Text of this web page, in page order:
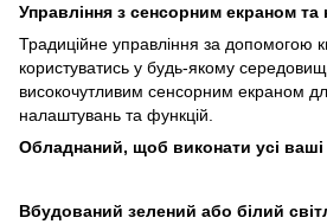
Управління з сенсорним екраном та
Традиційне управління за допомогою
користуватись у будь-якому
високочутливим сенсорним екраном
налаштувань та функцій.
Обладнаний, щоб виконати усі ваші
Вбудований зелений або білий